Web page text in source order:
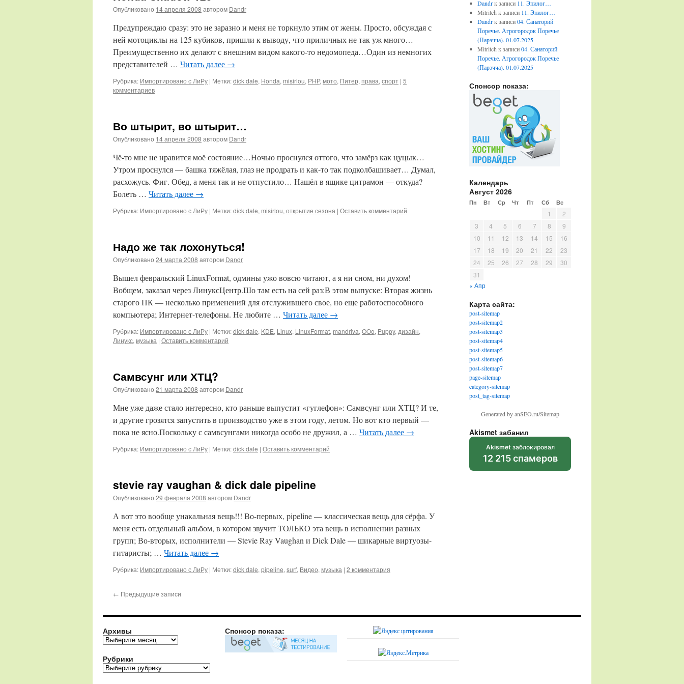
Опубликовано 14 апреля 2008 автором Dandr
Предупреждаю сразу: это не заразно и меня не торкнуло этим от жены. Просто, обсуждая с
ней мотоциклы на 125 кубиков, пришли к выводу, что приличных не так уж много…
Преимущественно их делают с внешним видом какого-то недомопеда…Один из немногих
представителей … Читать далее →
Рубрика: Импортировано с ЛиРу | Метки:dick dale, Honda, misirlou, PHP, мото, Питер, права, спорт | 5
комментариев
Во штырит, во штырит…
Опубликовано 14 апреля 2008 автором Dandr
Чё-то мне не нравится моё состояние…Ночью проснулся оттого, что замёрз как цуцык…
Утром проснулся — башка тяжёлая, глаз не продрать и как-то так подколбашивает… Думал,
расхожусь. Фиг. Обед, а меня так и не отпустило… Нашёл в ящике цитрамон — откуда?
Болеть … Читать далее →
Рубрика: Импортировано с ЛиРу | Метки:dick dale, misirlou, открытие сезона | Оставить комментарий
Надо же так лохонуться!
Опубликовано 24 марта 2008 автором Dandr
Вышел февральский LinuxFormat, одмины ужо вовсю читают, а я ни сном, ни духом!
Вобщем, заказал через ЛинуксЦентр.Шо там есть на сей раз:В этом выпуске: Вторая жизнь
старого ПК — несколько применений для отслужившего свое, но еще работоспособного
компьютера; Интернет-телефоны. Не любите … Читать далее →
Рубрика: Импортировано с ЛиРу | Метки:dick dale, KDE, Linux, LinuxFormat, mandriva, OOo, Puppy, дизайн,
Линукс, музыка | Оставить комментарий
Самвсунг или ХТЦ?
Опубликовано 21 марта 2008 автором Dandr
Мне уже даже стало интересно, кто раньше выпустит «гуглефон»: Самвсунг или ХТЦ? И те,
и другие грозятся запустить в производство уже в этом году, летом. Но вот кто первый —
пока не ясно.Поскольку с самвсунгами никогда особо не дружил, а … Читать далее →
Рубрика: Импортировано с ЛиРу | Метки:dick dale | Оставить комментарий
stevie ray vaughan & dick dale pipeline
Опубликовано 29 февраля 2008 автором Dandr
А вот это вообще унакальная вещь!!! Во-первых, pipeline — классическая вещь для сёрфа. У
меня есть отдельный альбом, в котором звучит ТОЛЬКО эта вещь в исполнении разных
групп; Во-вторых, исполнители — Stevie Ray Vaughan и Dick Dale — шикарные виртуозы-
гитаристы; … Читать далее →
Рубрика: Импортировано с ЛиРу | Метки:dick dale, pipeline, surf, Видео, музыка | 2 комментария
← Предыдущие записи
Dandrк записи 11. Эпилог…
Mitritch к записи 11. Эпилог…
Dandrк записи04. Санаторий
Поречье. Агрогородок Поречье
(Парэчча). 01.07.2025
Mitritch к записи04. Санаторий
Поречье. Агрогородок Поречье
(Парэчча). 01.07.2025
Спонсор показа:
Календарь
Август 2026
Пн Вт Ср Чт Пт Сб Вс
1
2
3
4 5 6 7 8
9
10
11 12 13 14 15
16
17
18 19 20 21 22
23
24
25 26 27 28 29
30
31
« Апр
Карта сайта:
post-sitemap
post-sitemap2
post-sitemap3
post-sitemap4
post-sitemap5
post-sitemap6
post-sitemap7
page-sitemap
category-sitemap
post_tag-sitemap
Generated by anSEO.ru/Sitemap
Akismet забанил
Akismet заблокировал
12 215 спамеров
Архивы
Архивы
Рубрики
Рубрики
Спонсор показа: